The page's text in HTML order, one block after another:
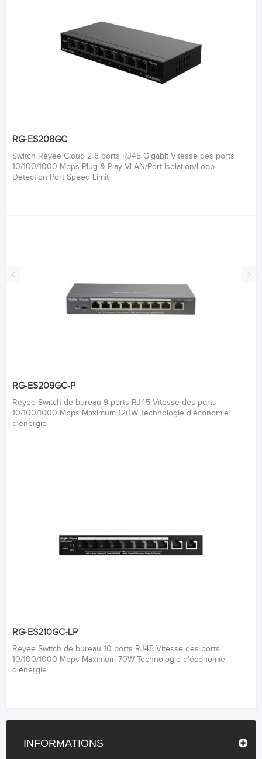
‹ ›
RG-ES208GC
Switch Reyee Cloud 2 8 ports RJ45 Gigabit Vitesse des ports
10/100/1000 Mbps Plug & Play VLAN/Port Isolation/Loop
Detection Port Speed Limit
RG-ES209GC-P
Reyee Switch de bureau 9 ports RJ45 Vitesse des ports
10/100/1000 Mbps Maximum 120W Technologie d'économie
d'énergie
RG-ES210GC-LP
Reyee Switch de bureau 10 ports RJ45 Vitesse des ports
10/100/1000 Mbps Maximum 70W Technologie d'économie
d'énergie
INFORMATIONS